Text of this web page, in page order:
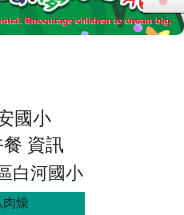
國小
資訊
白河國小